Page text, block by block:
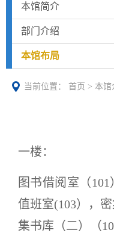
本馆简介
部门介绍
本馆布局
当前位置： 首页 > 本馆
一楼：
图书借阅室（ 101
值班室(103） ，
集书库（二）（